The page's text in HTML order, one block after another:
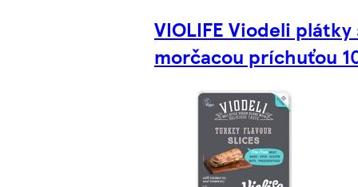
VIOLIFE Viodeli plátky
morčacou príchuťou